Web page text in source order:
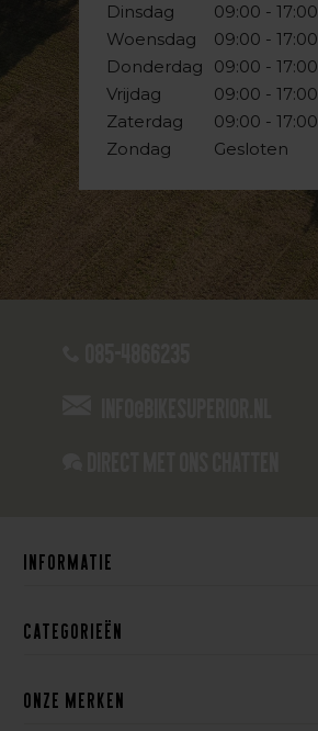
Dinsdag
Woensdag
Donderdag
Vrijdag
Zaterdag
Zondag
09:00 - 17:00
09:00 - 17:00
09:00 - 17:00
09:00 - 17:00
09:00 - 17:00
Gesloten
Informatie
Categorieën
Onze merken